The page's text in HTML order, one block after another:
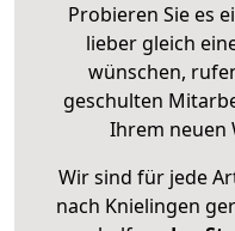
Probieren Sie es
lieber gleich
wünschen,
geschulten
Ihrem neuen
Wir sind für jede
nach Knielingen